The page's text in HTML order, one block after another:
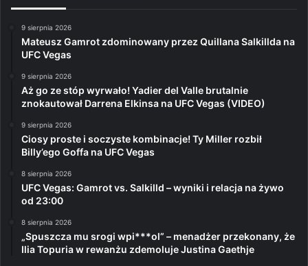
9 sierpnia 2026
Mateusz Gamrot zdominowany przez Quillana Salkillda na
UFC Vegas
9 sierpnia 2026
Aż go ze stóp wyrwało! Yadier del Valle brutalnie
znokautował Darrena Elkinsa na UFC Vegas (VIDEO)
9 sierpnia 2026
Ciosy proste i soczyste kombinacje! Ty Miller rozbił
Billy’ego Goffa na UFC Vegas
8 sierpnia 2026
UFC Vegas: Gamrot vs. Salkilld – wyniki i relacja na żywo
od 23:00
8 sierpnia 2026
„Spuszcza mu srogi wpi***ol” – menadżer przekonany, że
Ilia Topuria w rewanżu zdemoluje Justina Gaethje